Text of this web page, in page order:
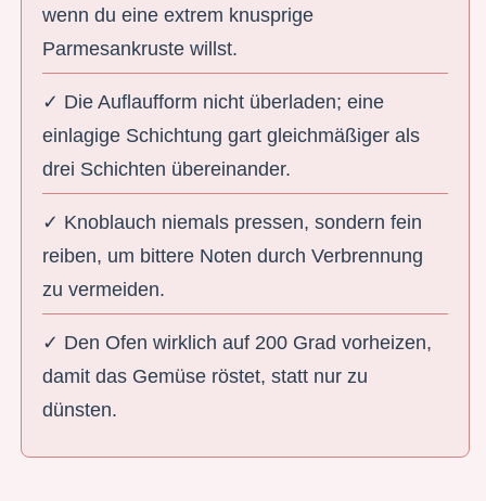
wenn du eine extrem knusprige
Parmesankruste willst.
✓ Die Auflaufform nicht überladen; eine
einlagige Schichtung gart gleichmäßiger als
drei Schichten übereinander.
✓ Knoblauch niemals pressen, sondern fein
reiben, um bittere Noten durch Verbrennung
zu vermeiden.
✓ Den Ofen wirklich auf 200 Grad vorheizen,
damit das Gemüse röstet, statt nur zu
dünsten.